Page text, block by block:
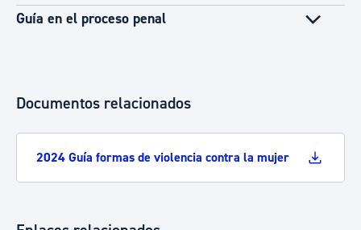
Guía en el proceso penal
Documentos relacionados
2024 Guía formas de violencia contra la mujer